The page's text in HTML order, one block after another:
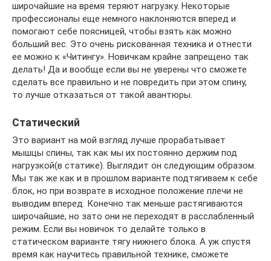
широчайшие на время теряют нагрузку. Некоторые
профессионалы еще немного наклоняются вперед и
помогают себе поясницей, чтобы взять как можно
больший вес. Это очень рискованная техника и отнести
ее можно к «Читингу». Новичкам крайне запрещено так
делать! Да и вообще если вы не уверены что сможете
сделать все правильно и не повредить при этом спину,
то лучше отказаться от такой авантюры.
Статический
Это вариант на мой взгляд лучше прорабатывает
мышцы спины, так как мы их постоянно держим под
нагрузкой(в статике). Выглядит он следующим образом.
Мы так же как и в прошлом варианте подтягиваем к себе
блок, но при возврате в исходное положение плечи не
выводим вперед. Конечно так меньше растягиваются
широчайшие, но зато они не переходят в расслабленный
режим. Если вы новичок то делайте только в
статическом варианте тягу нижнего блока. А уж спустя
время как научитесь правильной технике, сможете